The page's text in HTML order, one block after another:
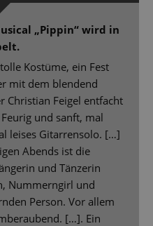
„Pippin“ wird in
Kostüme, ein Fest
mit dem blendend
Christian Feigel entfacht
und sanft, mal
leises Gitarrensolo. […]
Abends ist die
und Tänzerin
Nummerngirl und
Person. Vor allem
[…]. Ein